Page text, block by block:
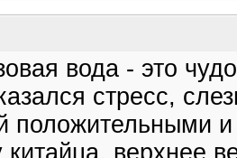
вода - это
стресс,
положительными
китайца, верхнее